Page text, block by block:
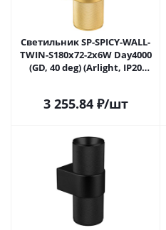
Светильник SP-SPICY-WALL-
TWIN-S180x72-2x6W Day4000
(GD, 40 deg) (Arlight, IP20
3 255.84₽/шт